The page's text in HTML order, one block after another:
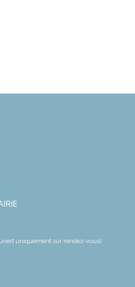
uniquement sur rendez-vous)